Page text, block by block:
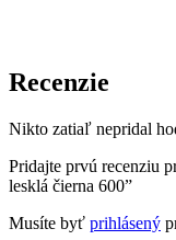
Recenzie
Nikto zatiaľ nepridal
Pridajte prvú recenziu
lesklá čierna 600”
Musíte byť prihlásený